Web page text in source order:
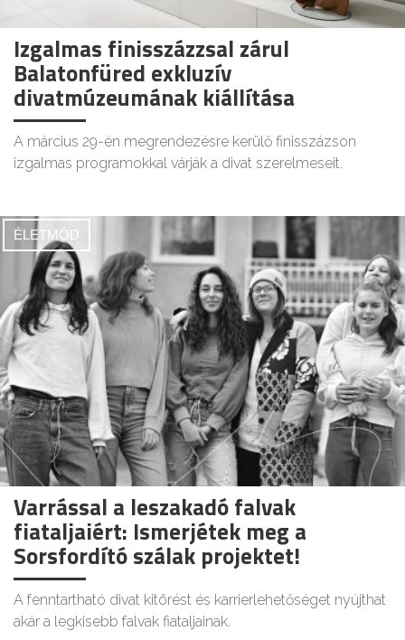
Izgalmas finisszázzsal zárul
Balatonfüred exkluzív
divatmúzeumának kiállítása
A március 29-én megrendezésre kerülő finisszázson
izgalmas programokkal várják a divat szerelmeseit.
ÉLETMÓD
Varrással a leszakadó falvak
fiataljaiért: Ismerjétek meg a
Sorsfordító szálak projektet!
A fenntartható divat kitörést és karrierlehetőséget nyújthat
akár a legkisebb falvak fiataljainak.